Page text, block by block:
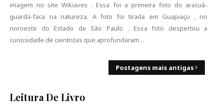
imagem no site Wikiaves . Essa foi a primeira foto do aracuã-
guarda-faca na natureza. A foto foi tirada em Guapiaçu , no
noroeste do Estado de São Paulo . Essa foto despertou a
curiosidade de cientistas que aprofundaram…
Postagens mais antigas
Leitura De Livro